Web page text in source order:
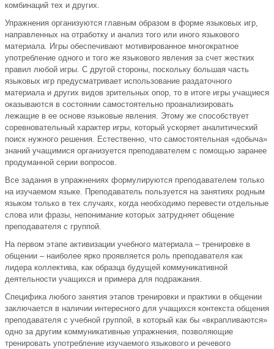
комбинаций тех и других.
Упражнения организуются главным образом в форме языковых игр,
направленных на отработку и анализ того или иного языкового
материала. Игры обеспечивают мотивированное многократное
употребление одного и того же языкового явления за счет жестких
правил любой игры. С другой стороны, поскольку большая часть
языковых игр предусматривает использование раздаточного
материала и других видов зрительных опор, то в итоге игры учащиеся
оказываются в состоянии самостоятельно проанализировать
лежащие в ее основе языковые явления. Этому же способствует
соревновательный характер игры, который ускоряет аналитический
поиск нужного решения. Естественно, что самостоятельная «добыча»
знаний учащимися организуется преподавателем с помощью заранее
продуманной серии вопросов.
Все задания в упражнениях формулируются преподавателем только
на изучаемом языке. Преподаватель пользуется на занятиях родным
языком только в тех случаях, когда необходимо перевести отдельные
слова или фразы, непонимание которых затрудняет общение
преподавателя с группой.
На первом этапе активизации учебного материала – тренировке в
общении – наиболее ярко проявляется роль преподавателя как
лидера коллектива, как образца будущей коммуникативной
деятельности учащихся и примера для подражания.
Специфика любого занятия этапов тренировки и практики в общении
заключается в наличии интересного для учащихся контекста общения
преподавателя с учебной группой, в который как бы «вкрапливаются»
одно за другим коммуникативные упражнения, позволяющие
тренировать употребление изучаемого языкового и речевого